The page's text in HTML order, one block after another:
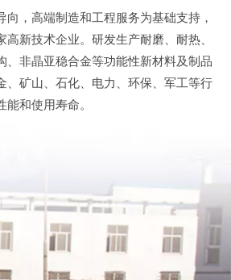
向，高端制造和工程服务为基础支持，
高新技术企业。研发生产耐磨、耐热、
、非晶亚稳合金等功能性新材料及制品
、矿山、石化、电力、环保、军工等行
和使用寿命。